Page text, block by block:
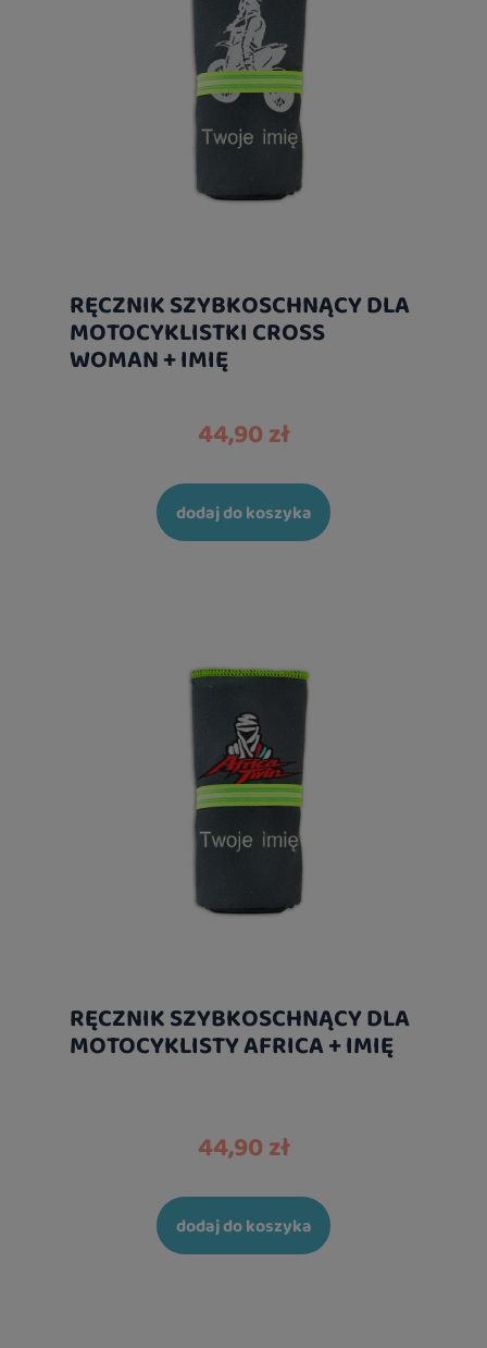
RĘCZNIK SZYBKOSCHNĄCY DLA
MOTOCYKLISTKI CROSS
WOMAN + IMIĘ
44,90 zł
dodaj do koszyka
RĘCZNIK SZYBKOSCHNĄCY DLA
MOTOCYKLISTY AFRICA + IMIĘ
44,90 zł
dodaj do koszyka